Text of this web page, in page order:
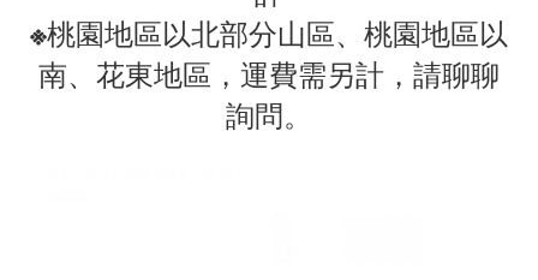
※桃園地區以北部分山區、桃園地區以
南、花東地區，運費需另計，請聊聊
詢問。